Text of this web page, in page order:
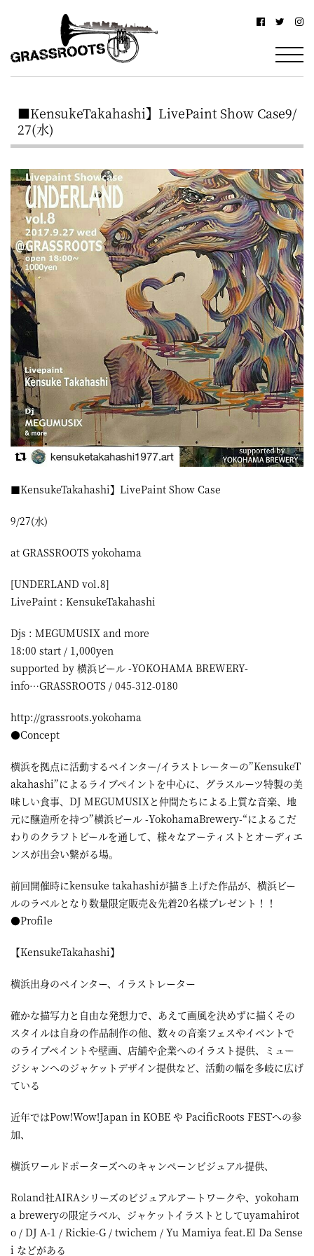
浜
グ
ス
ル
ー
ツ
–
YOKOHAMA
Grassroots
–
駅
北
西
口
か
ら
徒
歩
約
3
分・
鶴
屋
町
に
あ
る
ダ
ニ
ン
グ
バ
ー
​■KensukeTakahashi】LivePaint Show Case9/
27(水)
​■KensukeTakahashi】LivePaint Show Case
9/27(水)
at GRASSROOTS yokohama
[UNDERLAND vol.8]
LivePaint : KensukeTakahashi
Djs : MEGUMUSIX and more
18:00 start / 1,000yen
supported by 横浜ビール -YOKOHAMA BREWERY-
info…GRASSROOTS / 045-312-0180
http://grassroots.yokohama
●Concept
横浜を拠点に活動するペインター/イラストレーターの”KensukeT
akahashi”によるライブペイントを中心に、グラスルーツ特製の美
味しい食事、DJ MEGUMUSIXと仲間たちによる上質な音楽、地
元に醸造所を持つ”横浜ビール -YokohamaBrewery-“によるこだ
わりのクラフトビールを通して、様々なアーティストとオーディエ
ンスが出会い繋がる場。
前回開催時にkensuke takahashiが描き上げた作品が、横浜ビー
ルのラベルとなり数量限定販売＆先着20名様プレゼント！！
●Profile
【KensukeTakahashi】
横浜出身のペインター、イラストレーター
確かな描写力と自由な発想力で、あえて画風を決めずに描くその
スタイルは自身の作品制作の他、数々の音楽フェスやイベントで
のライブペイントや壁画、店舗や企業へのイラスト提供、ミュー
ジシャンへのジャケットデザイン提供など、活動の幅を多岐に広げ
ている
近年ではPow!Wow!Japan in KOBE や PacificRoots FESTへの参
加、
横浜ワールドポーターズへのキャンペーンビジュアル提供、
Roland社AIRAシリーズのビジュアルアートワークや、yokoham
a breweryの限定ラベル、ジャケットイラストとしてuyamahirot
o / DJ A-1 / Rickie-G / twichem / Yu Mamiya feat.El Da Sense
i などがある